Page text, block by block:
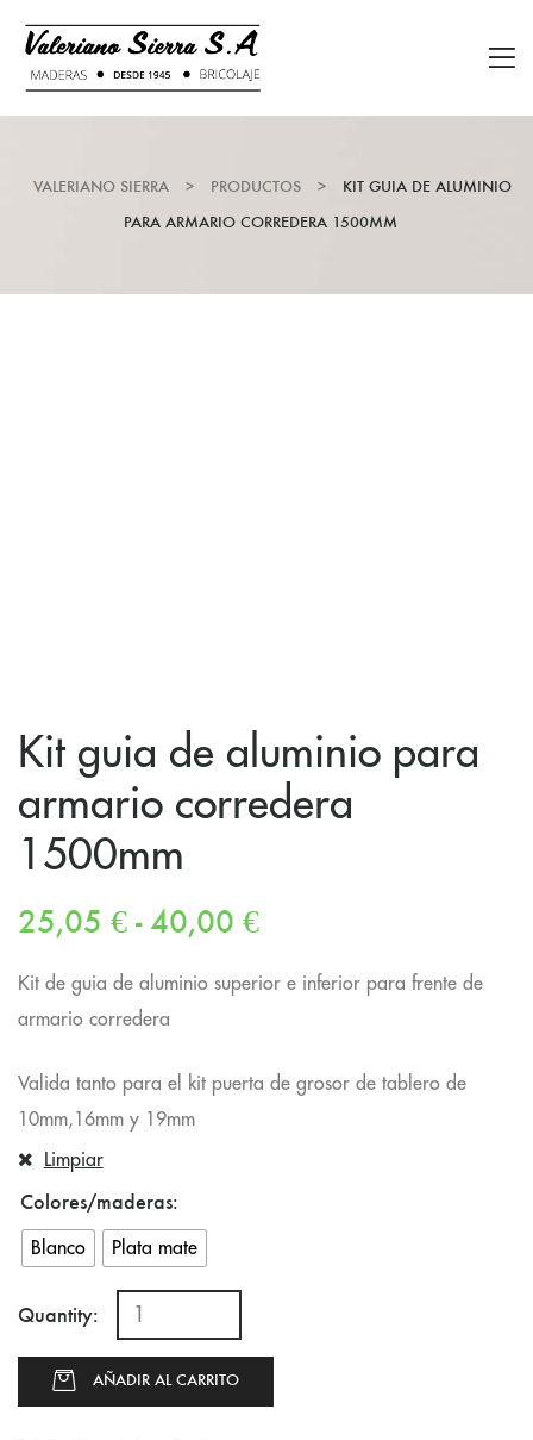
VALERIANO SIERRA > PRODUCTOS >
KIT GUIA DE ALUMINIO
PARA ARMARIO CORREDERA 1500MM
Kit guia de aluminio para
armario corredera
1500mm
25,05 € - 40,00 €
Kit de guia de aluminio superior e inferior para frente de
armario corredera
Valida tanto para el kit puerta de grosor de tablero de
10mm,16mm y 19mm
Colores/maderas
Blanco Plata mate
Limpiar
Quantity:
AÑADIR AL CARRITO